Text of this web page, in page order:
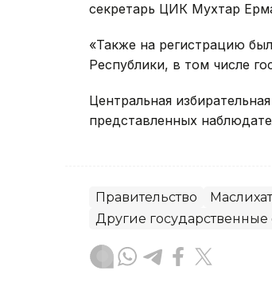
секретарь ЦИК Мухтар
«Также на регистрацию
Республики, в том числе
Центральная
представленных
Правительство Маслихат
Другие государственные